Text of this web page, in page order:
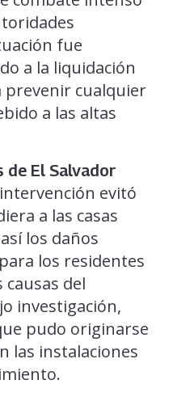
fue
a la liquidación
prevenir cualquier
a las altas
de El Salvador
evitó
a las casas
los daños
los residentes
causas del
investigación,
pudo originarse
las instalaciones